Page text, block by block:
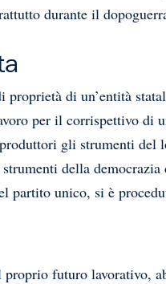
durante il
di un’entità
per il corrispettivo di
gli strumenti
della
partito unico, si è
futuro lavorativo,